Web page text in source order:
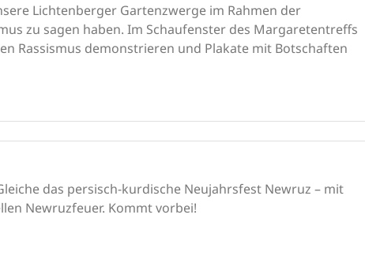
Lichtenberger Gartenzwerge im Rahmen der
zu sagen haben. Im Schaufenster des Margaretentreffs
Rassismus demonstrieren und Plakate mit Botschaften
das persisch-kurdische Neujahrsfest Newruz – mit
Newruzfeuer. Kommt vorbei!